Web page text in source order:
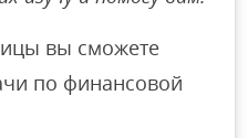
вы сможете
по финансовой